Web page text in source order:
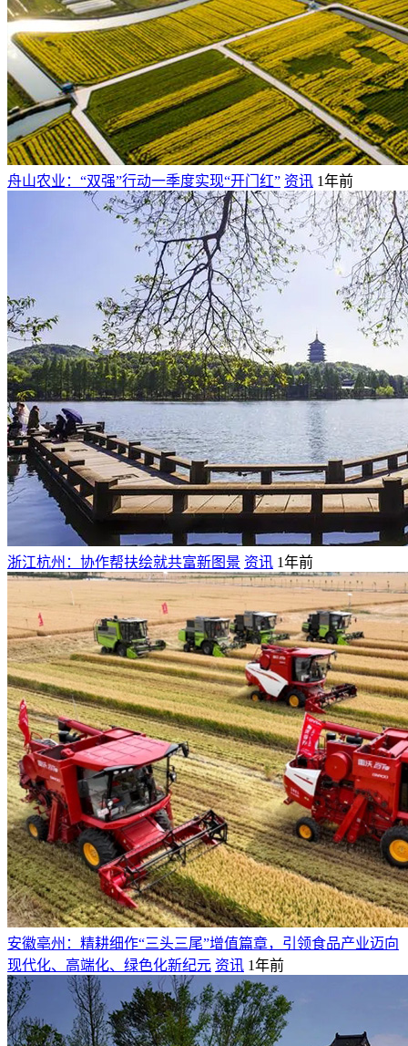
舟山农业：“双强”行动一季度实现“开门红” 资讯 1年前
浙江杭州：协作帮扶绘就共富新图景 资讯 1年前
安徽亳州：精耕细作“三头三尾”增值篇章，引领食品产业迈向
现代化、高端化、绿色化新纪元 资讯 1年前